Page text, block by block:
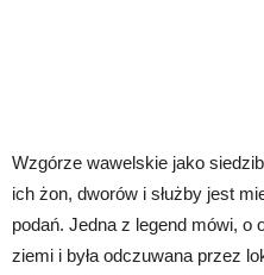
Wzgórze wawelskie jako
ich żon, dworów i służby jest
podań. Jedna z legend mówi, o
ziemi i była odczuwana przez